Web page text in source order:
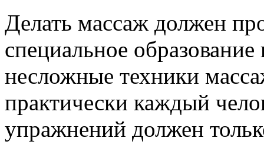
Делать массаж должен
специальное
несложные техники
практически каждый
упражнений должен